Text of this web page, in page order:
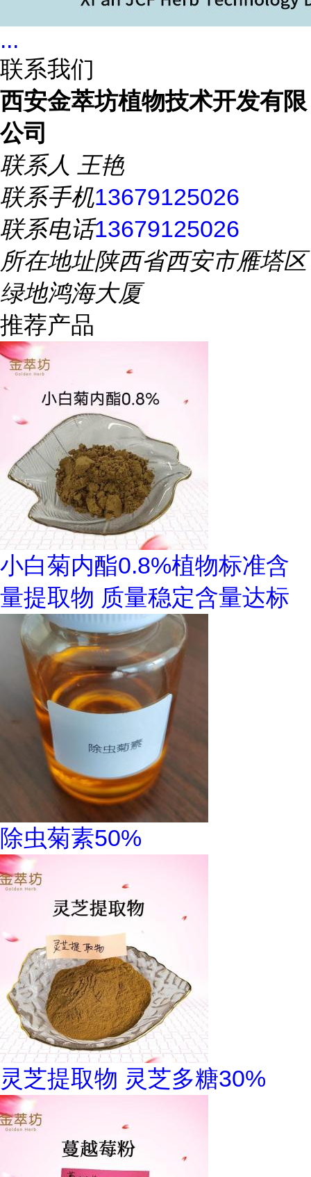
...
联系我们
西安金萃坊植物技术开发有限
公司
联系人 王艳
联系手机13679125026
联系电话13679125026
所在地址陕西省西安市雁塔区
绿地鸿海大厦
推荐产品
小白菊内酯0.8%植物标准含
量提取物 质量稳定含量达标
除虫菊素50%
灵芝提取物 灵芝多糖30%